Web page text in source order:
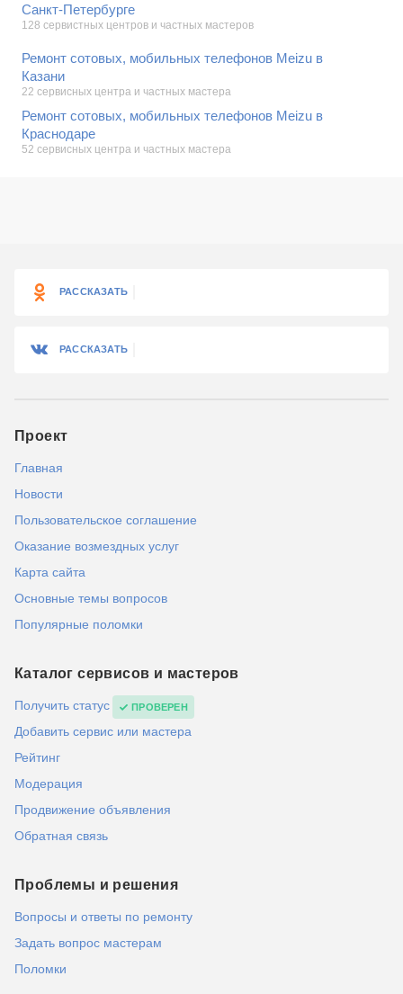
Санкт-Петербурге
128 сервистных центров и частных мастеров
Ремонт сотовых, мобильных телефонов Meizu в
Казани
22 сервисных центра и частных мастера
Ремонт сотовых, мобильных телефонов Meizu в
Краснодаре
52 сервисных центра и частных мастера
РАССКАЗАТЬ
РАССКАЗАТЬ
Проект
Главная
Новости
Пользовательское соглашение
Оказание возмездных услуг
Карта сайта
Основные темы вопросов
Популярные поломки
Каталог сервисов и мастеров
Получить статус ПРОВЕРЕН
Добавить сервис или мастера
Рейтинг
Модерация
Продвижение объявления
Обратная связь
Проблемы и решения
Вопросы и ответы по ремонту
Задать вопрос мастерам
Поломки